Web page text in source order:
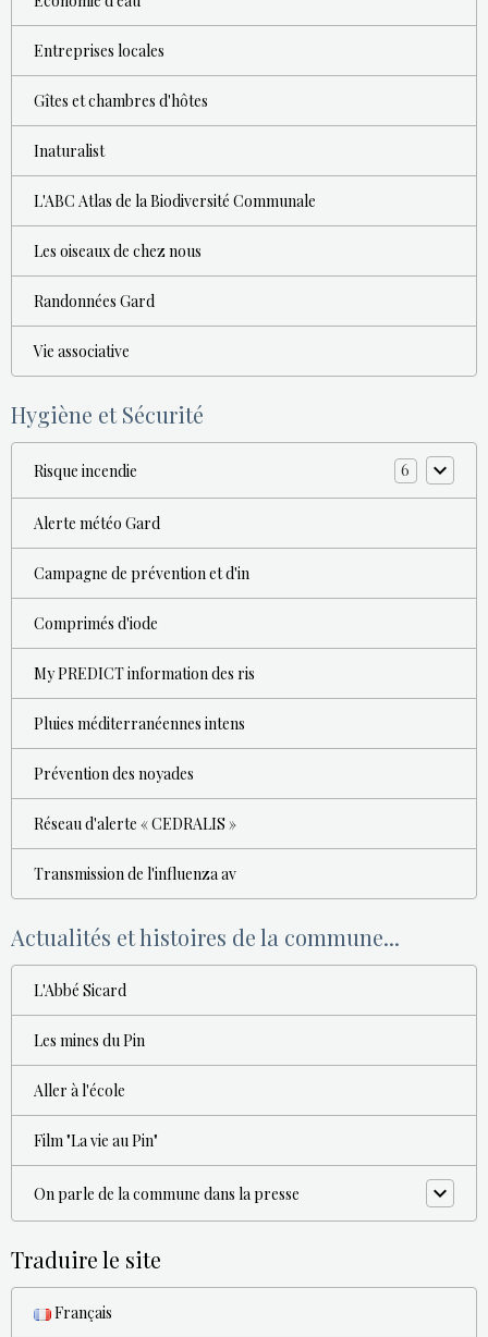
Entreprises locales
Gîtes et chambres d'hôtes
Inaturalist
L'ABC Atlas de la Biodiversité Communale
Les oiseaux de chez nous
Randonnées Gard
Vie associative
Hygiène et Sécurité
Risque incendie 6
Alerte météo Gard
Campagne de prévention et d'in
Comprimés d'iode
My PREDICT information des ris
Pluies méditerranéennes intens
Prévention des noyades
Réseau d'alerte « CEDRALIS »
Transmission de l'influenza av
Actualités et histoires de la commune...
L'Abbé Sicard
Les mines du Pin
Aller à l'école
Film "La vie au Pin"
On parle de la commune dans la presse
Traduire le site
Français